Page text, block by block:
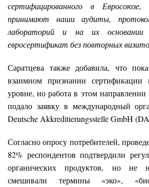
сертифицированного в
принимают наши аудиты,
лабораторий и на их основании
евросертификат без повторных
Саратцева также добавила, что
взаимном признании сертификации
уровне, но работа в этом направлении
подало заявку в международный
Deutsche Akkreditierungsstelle GmbH
Согласно опросу потребителей,
82% респондентов подтвердили
органических продуктов, но не
смешивали термины «эко»,